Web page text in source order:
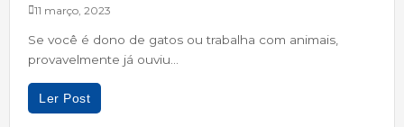
11 março, 2023
Se você é dono de gatos ou trabalha com animais,
provavelmente já ouviu...
Ler Post